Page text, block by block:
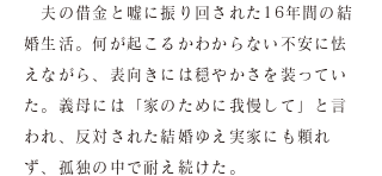
夫の借金と嘘に振り回された16年間の結
婚生活。何が起こるかわからない不安に怯
えながら、表向きには穏やかさを装ってい
た。義母には「家のために我慢して」と言
われ、反対された結婚ゆえ実家にも頼れ
ず、孤独の中で耐え続けた。